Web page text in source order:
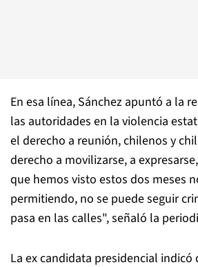
En esa línea, Sánchez apuntó a la
las autoridades en la violencia
el derecho a reunión, chilenos y
derecho a movilizarse, a
que hemos visto estos dos meses
permitiendo, no se puede seguir
pasa en las calles", señaló la
La ex candidata presidencial